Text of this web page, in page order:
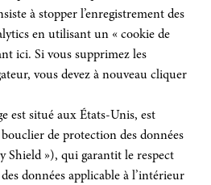
à stopper l’enregistrement des
en utilisant un « cookie de
ici. Si vous supprimez les
vous devez à nouveau cliquer
est situé aux États-Unis, est
de protection des données
Shield »), qui garantit le respect
données applicable à l’intérieur